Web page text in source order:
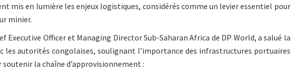
mis en lumière les enjeux logistiques, considérés comme un levier essentiel pour
minier.
Executive Officer et Managing Director Sub-Saharan Africa de DP World, a salué la
les autorités congolaises, soulignant l’importance des infrastructures portuaires
la chaîne d’approvisionnement :